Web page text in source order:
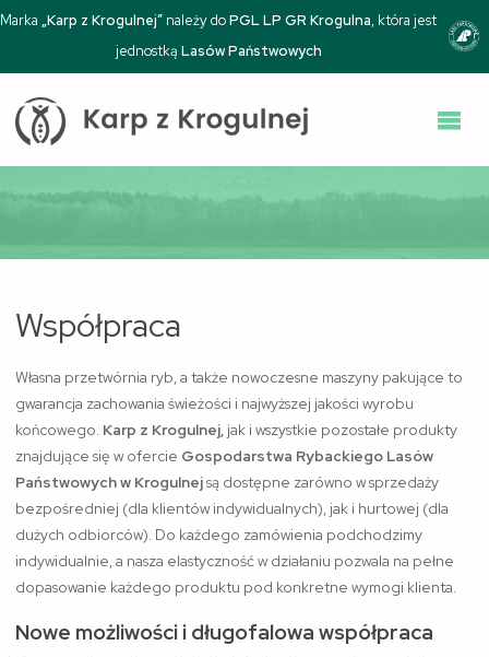
Marka „Karp z Krogulnej” należy doPGL LP GR Krogulna, która jest
jednostką Lasów Państwowych
KROGULNEJ |
Współpraca
Własna przetwórnia ryb, a także nowoczesne maszyny pakujące to
gwarancja zachowania świeżości i najwyższej jakości wyrobu
końcowego. Karp z Krogulnej, jak i wszystkie pozostałe produkty
znajdujące się w ofercie Gospodarstwa Rybackiego Lasów
Państwowych w Krogulnejsą dostępne zarówno w sprzedaży
bezpośredniej (dla klientów indywidualnych), jak i hurtowej (dla
dużych odbiorców). Do każdego zamówienia podchodzimy
indywidualnie, a nasza elastyczność w działaniu pozwala na pełne
dopasowanie każdego produktu pod konkretne wymogi klienta.
Nowe możliwości i długofalowa współpraca